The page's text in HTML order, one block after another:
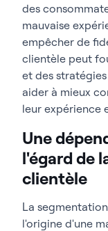
des
mauvaise
empêcher de
clientèle peut
et des
aider à mieux
leur expérience
Une
l'égard de
clientèle
La
l'origine d'une